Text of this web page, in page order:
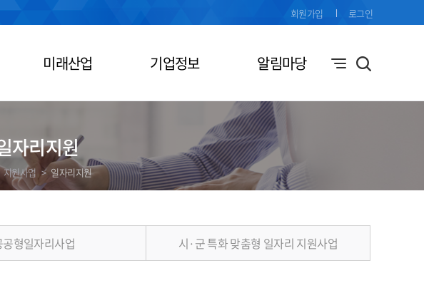
미래산업 기업정보 알림마당
회원가입 로그인
자리지원
지원사업 > 일자리지원
공형일자리사업 시·군 특화 맞춤형 일자리 지원사업